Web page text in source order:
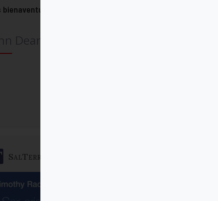
bienaventuranzas de la paz
SalTerrae